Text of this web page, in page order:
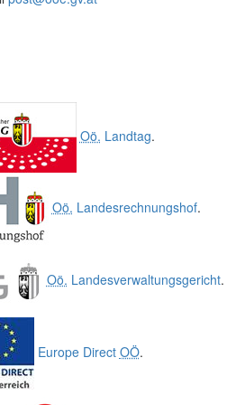
Oö. Landtag.
Oö. Landesrechnungshof.
Oö. Landesverwaltungsgericht.
Europe Direct OÖ.